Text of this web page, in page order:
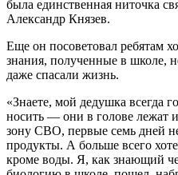
была единственная ниточка
Александр Князев.
Еще он посоветовал ребятам
знания, полученные в школе,
даже спасали жизнь.
«Знаете, мой дедушка всегда
носить — они в голове лежат
зону СВО, первые семь дней
продукты. А больше всего
кроме воды. Я, как знающий